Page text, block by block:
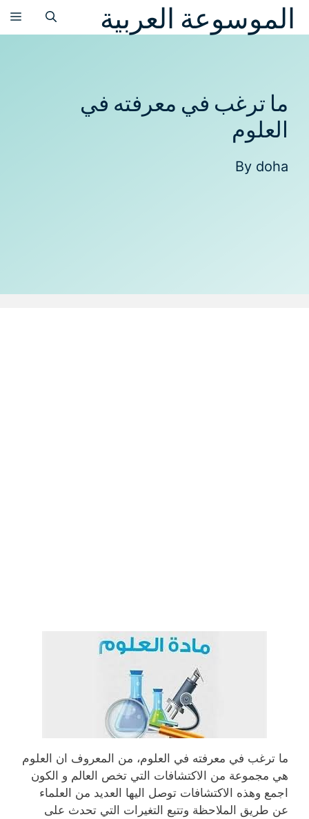
انتقلالموسوعة العربية
ما ترغب في معرفته في
العلوم
By doha
ما ترغب في معرفته في العلوم، من المعروف ان العلوم
هي مجموعة من الاكتشافات التي تخص العالم و الكون
اجمع وهذه الاكتشافات توصل اليها العديد من العلماء
عن طريق الملاحظة وتتبع التغيرات التي تحدث على